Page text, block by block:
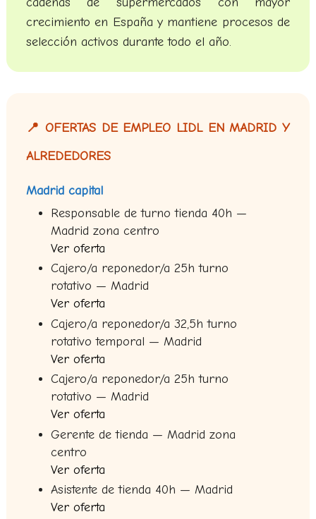
crecimiento en España y mantiene procesos de
selección activos durante todo el año.
📍 OFERTAS DE EMPLEO LIDL EN MADRID Y
ALREDEDORES
Madrid capital
Responsable de turno tienda 40h —
Madrid zona centro
Ver oferta
Cajero/a reponedor/a 25h turno
rotativo — Madrid
Ver oferta
Cajero/a reponedor/a 32,5h turno
rotativo temporal — Madrid
Ver oferta
Cajero/a reponedor/a 25h turno
rotativo — Madrid
Ver oferta
Gerente de tienda — Madrid zona
centro
Ver oferta
Asistente de tienda 40h — Madrid
Ver oferta